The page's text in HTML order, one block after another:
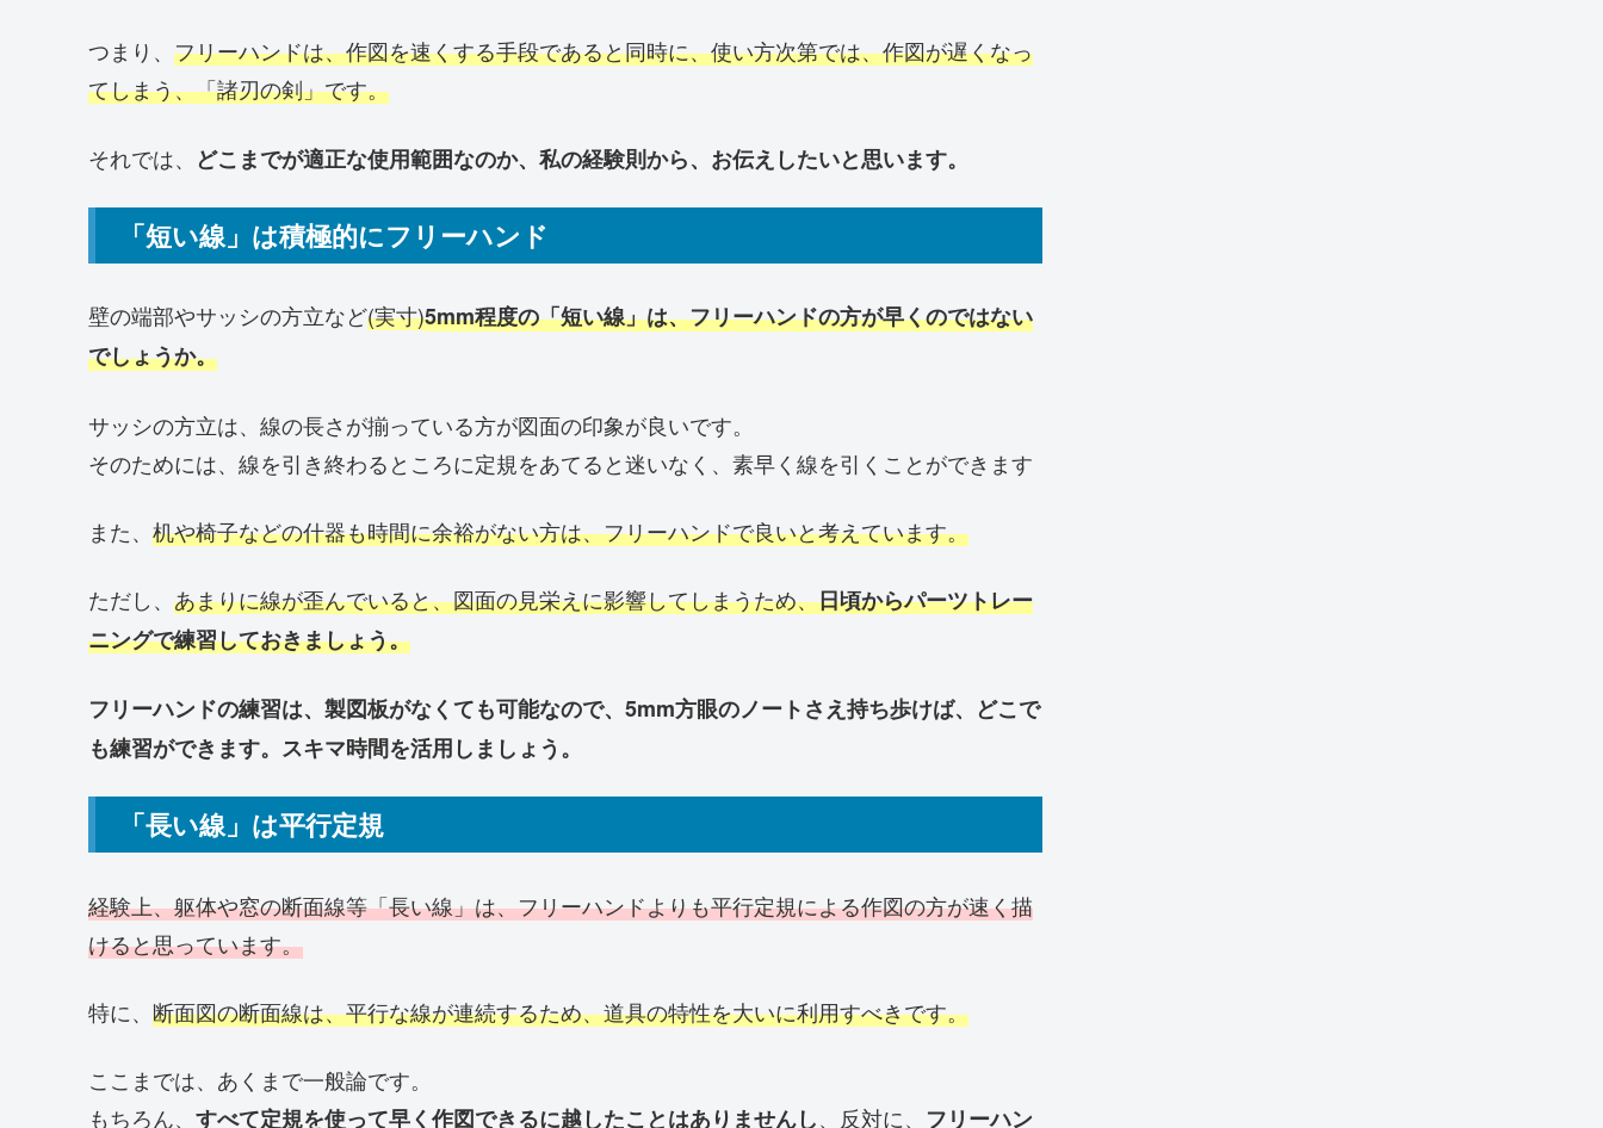
つまり、 フリーハンドは、作図を速くする手段であると同時に、使い方次第では、作図が遅くなっ
てしまう、「諸刃の剣」です。
それでは、 どこまでが適正な使用範囲なのか、私の経験則から、お伝えしたいと思います。
「短い線」は積極的にフリーハンド
壁の端部やサッシの方立など(実寸)5mm程度の「短い線」は、フリーハンドの方が早くのではない
でしょうか。
サッシの方立は、線の長さが揃っている方が図面の印象が良いです。
そのためには、線を引き終わるところに定規をあてると迷いなく、素早く線を引くことができます
また、 机や椅子などの什器も時間に余裕がない方は、フリーハンドで良いと考えています。
ただし、 あまりに線が歪んでいると、図面の見栄えに影響してしまうため、日頃からパーツトレー
ニングで練習しておきましょう。
フリーハンドの練習は、製図板がなくても可能なので、5mm方眼のノートさえ持ち歩けば、どこで
も練習ができます。スキマ時間を活用しましょう。
「長い線」は平行定規
経験上、躯体や窓の断面線等「長い線」は、フリーハンドよりも平行定規による作図の方が速く描
けると思っています。
特に、 断面図の断面線は、平行な線が連続するため、道具の特性を大いに利用すべきです。
ここまでは、あくまで一般論です。
もちろん、 すべて定規を使って早く作図できるに越したことはありませんし、反対に、 フリーハン